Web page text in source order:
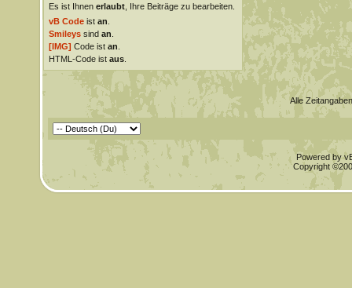
Es ist Ihnen erlaubt, Ihre Beiträge zu bearbeiten.
vB Codeist an
Smileyssind an
[IMG] Code ist an
HTML-Code ist aus.
Alle
Powered by
Copyright